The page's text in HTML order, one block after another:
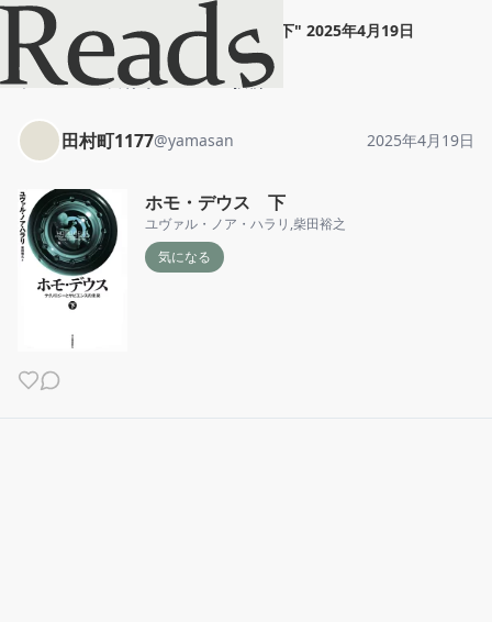
田村町1177 ホモ・デウス 下" 2025年4月19日
ホーム 田村町1177 投稿
田村町1177@yamasan 2025年4月19日
ホモ・デウス 下
ユヴァル・ノア・ハラリ ,柴田裕之
気になる